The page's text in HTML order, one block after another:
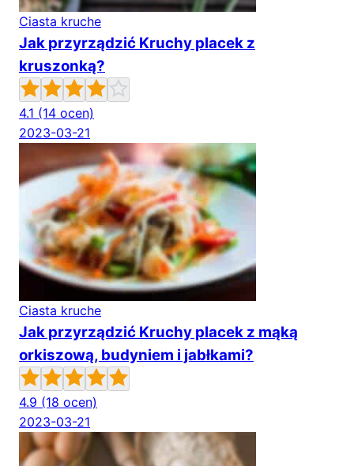
Ciasta kruche
Jak przyrządzić Kruchy placek z
kruszonką?
4.1 (14 ocen)
2023-03-21
Ciasta kruche
Jak przyrządzić Kruchy placek z mąką
orkiszową, budyniem i jabłkami?
4.9 (18 ocen)
2023-03-21